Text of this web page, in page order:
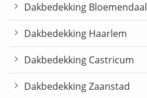
Dakbedekking Bloemendaal
Dakbedekking Haarlem
Dakbedekking Castricum
Dakbedekking Zaanstad